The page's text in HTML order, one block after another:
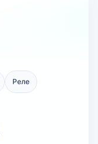
Реле